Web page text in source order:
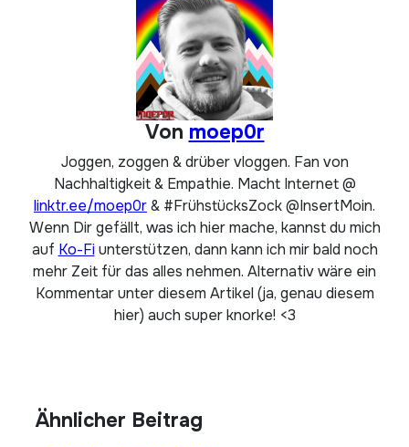
Von moep0r
Joggen, zoggen & drüber vloggen. Fan von
Nachhaltigkeit & Empathie. Macht Internet @
linktr.ee/moep0r& #FrühstücksZock @InsertMoin.
Wenn Dir gefällt, was ich hier mache, kannst du mich
auf Ko-Fiunterstützen, dann kann ich mir bald noch
mehr Zeit für das alles nehmen. Alternativ wäre ein
Kommentar unter diesem Artikel (ja, genau diesem
hier) auch super knorke! <3
Ähnlicher Beitrag